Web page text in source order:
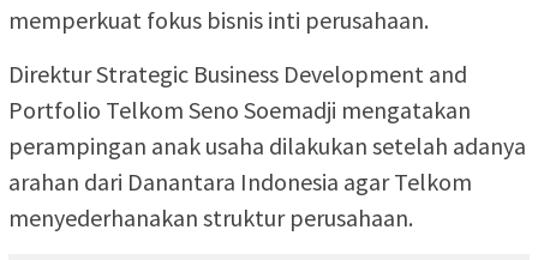
memperkuat fokus bisnis inti perusahaan.
Direktur Strategic Business Development and
Portfolio Telkom Seno Soemadji mengatakan
perampingan anak usaha dilakukan setelah adanya
arahan dari Danantara Indonesia agar Telkom
menyederhanakan struktur perusahaan.